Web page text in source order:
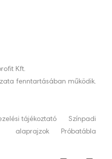
Kft.
fenntartásában működik.
tájékoztató
Színpadi
alaprajzok
Próbatábla